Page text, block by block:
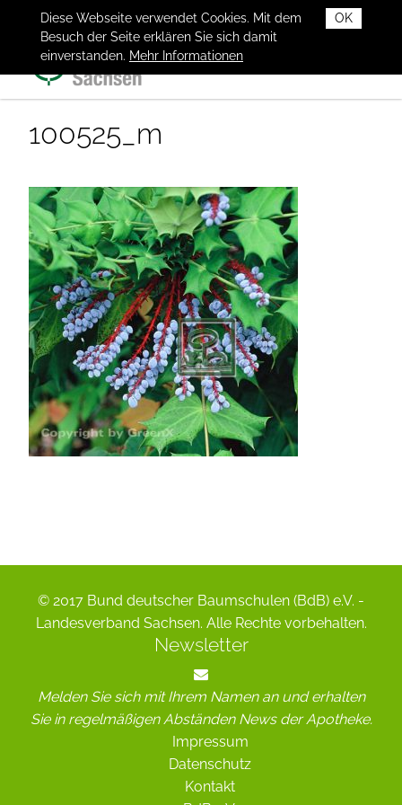
OK
Diese Webseite verwendet Cookies. Mit dem
Besuch der Seite erklären Sie sich damit
einverstanden. Mehr Informationen
100525_m
© 2017 Bund deutscher Baumschulen (BdB) e.V. -
Landesverband Sachsen. Alle Rechte vorbehalten.
Newsletter
Melden Sie sich mit Ihrem Namen an und erhalten
Sie in regelmäßigen Abständen News der Apotheke.
Impressum
Datenschutz
Kontakt